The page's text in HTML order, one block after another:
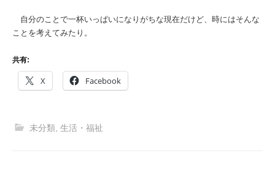
自分のことで一杯いっぱいになりがちな現在だけど、時にはそんな
ことを考えてみたり。
共有:
X Facebook
未分類 生活・福祉